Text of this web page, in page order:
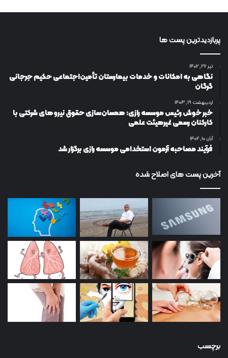
پربازدیدترین پست ها
تیر ۲۶, ۱۴۰۲
نگاهی به امکانات و خدمات بیمارستان تأمین‌اجتماعی حکیم جرجانی
گرگان
اردیبهشت ۱۹, ۱۴۰۳
خبر خوش رئیس موسسه رازی: همسان‌سازی حقوق نیروهای شرکتی با
کارکنان رسمی غیرهیئت علمی
آبان ۱۰, ۱۴۰۲
فرآیند مصاحبه آزمون استخدامی موسسه رازی برگزار شد
آخرین پست های اصلاح شده
برچسب